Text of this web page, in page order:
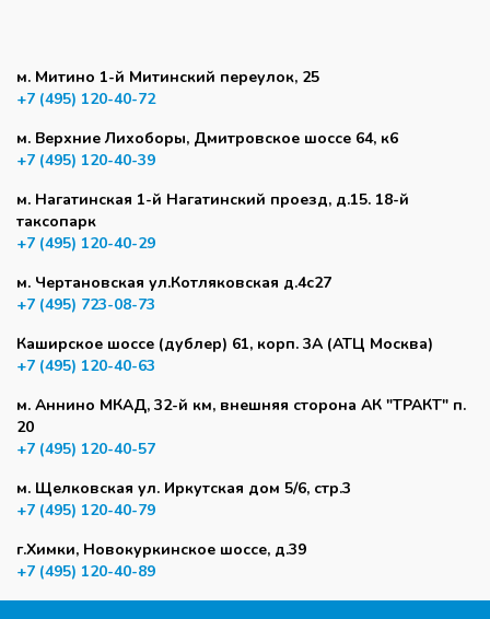
м. Митино 1-й Митинский переулок, 25
+7 (495) 120-40-72
м. Верхние Лихоборы, Дмитровское шоссе 64, к6
+7 (495) 120-40-39
м. Нагатинская 1-й Нагатинский проезд, д.15. 18-й
таксопарк
+7 (495) 120-40-29
м. Чертановская ул.Котляковская д.4с27
+7 (495) 723-08-73
Каширское шоссе (дублер) 61, корп. 3А (АТЦ Москва)
+7 (495) 120-40-63
м. Аннино МКАД, 32-й км, внешняя сторона АК "ТРАКТ" п.
20
+7 (495) 120-40-57
м. Щелковская ул. Иркутская дом 5/6, стр.3
+7 (495) 120-40-79
г.Химки, Новокуркинское шоссе, д.39
+7 (495) 120-40-89